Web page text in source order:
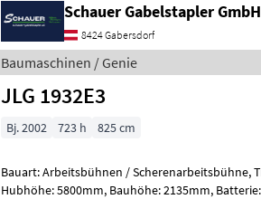
Schauer Gabelstapler GmbH
8424 Gabersdorf
Baumaschinen / Genie
JLG 1932E3
Bj. 2002 723 h 825 cm
Bauart: Arbeitsbühnen / Scherenarbeitsbühne, Tragkraft: 230kg,
Hubhöhe: 5800mm, Bauhöhe: 2135mm, Batterie: Trojan PzS 24V